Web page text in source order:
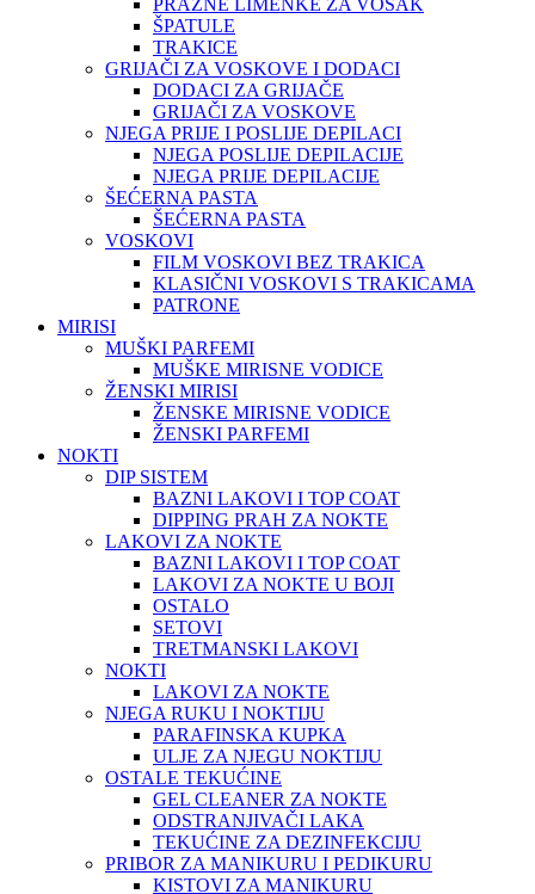
PRAZNE LIMENKE ZA VOSAK
ŠPATULE
TRAKICE
GRIJAČI ZA VOSKOVE I DODACI
DODACI ZA GRIJAČE
GRIJAČI ZA VOSKOVE
NJEGA PRIJE I POSLIJE DEPILACI
NJEGA POSLIJE DEPILACIJE
NJEGA PRIJE DEPILACIJE
ŠEĆERNA PASTA
ŠEĆERNA PASTA
VOSKOVI
FILM VOSKOVI BEZ TRAKICA
KLASIČNI VOSKOVI S TRAKICAMA
PATRONE
MIRISI
MUŠKI PARFEMI
MUŠKE MIRISNE VODICE
ŽENSKI MIRISI
ŽENSKE MIRISNE VODICE
ŽENSKI PARFEMI
NOKTI
DIP SISTEM
BAZNI LAKOVI I TOP COAT
DIPPING PRAH ZA NOKTE
LAKOVI ZA NOKTE
BAZNI LAKOVI I TOP COAT
LAKOVI ZA NOKTE U BOJI
OSTALO
SETOVI
TRETMANSKI LAKOVI
NOKTI
LAKOVI ZA NOKTE
NJEGA RUKU I NOKTIJU
PARAFINSKA KUPKA
ULJE ZA NJEGU NOKTIJU
OSTALE TEKUĆINE
GEL CLEANER ZA NOKTE
ODSTRANJIVAČI LAKA
TEKUĆINE ZA DEZINFEKCIJU
PRIBOR ZA MANIKURU I PEDIKURU
KISTOVI ZA MANIKURU